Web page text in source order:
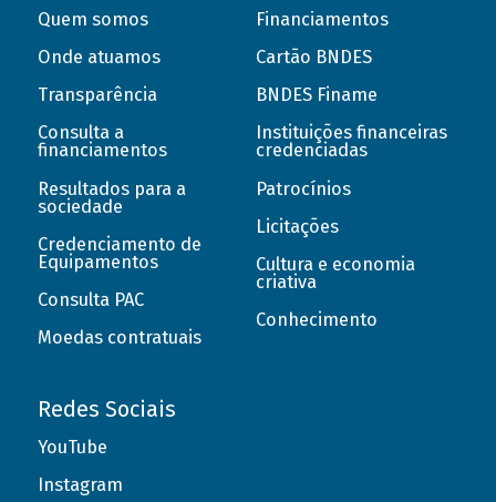
Quem somos
Onde atuamos
Transparência
Consulta a
financiamentos
Resultados para a
sociedade
Credenciamento de
Equipamentos
Consulta PAC
Moedas contratuais
Financiamentos
Cartão BNDES
BNDES Finame
Instituições financeiras
credenciadas
Patrocínios
Licitações
Cultura e economia
criativa
Conhecimento
Redes Sociais
YouTube
Instagram